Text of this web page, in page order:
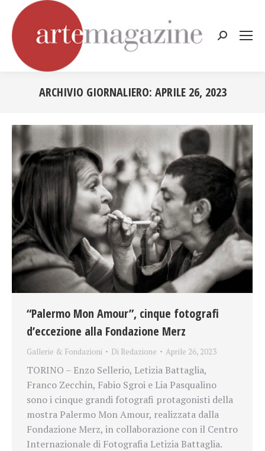
Cerca:
ARCHIVIO GIORNALIERO: APRILE 26, 2023
“Palermo Mon Amour”, cinque fotografi
d’eccezione alla Fondazione Merz
Gallerie & Fondazioni Di Redazione Aprile 26, 2023
TORINO – Enzo Sellerio, Letizia Battaglia,
Franco Zecchin, Fabio Sgroi e Lia Pasqualino
sono i cinque grandi fotografi protagonisti della
mostra Palermo Mon Amour, realizzata dalla
Fondazione Merz, in collaborazione con il Centro
Internazionale di Fotografia Letizia Battaglia.